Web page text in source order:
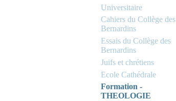
Universitaire
Cahiers du Collège des
Bernardins
Essais du Collège des
Bernardins
Juifs et chrétiens
Ecole Cathédrale
Formation -
THEOLOGIE